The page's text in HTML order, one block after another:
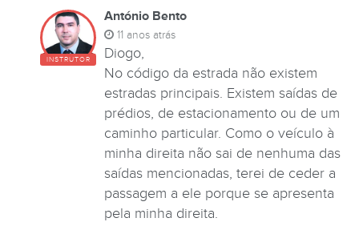
INSTRUTOR
António Bento
11 anos atrás
Diogo,
No código da estrada não existem
estradas principais. Existem saídas de
prédios, de estacionamento ou de um
caminho particular. Como o veículo à
minha direita não sai de nenhuma das
saídas mencionadas, terei de ceder a
passagem a ele porque se apresenta
pela minha direita.